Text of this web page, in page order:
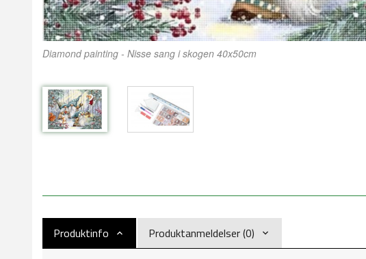
Diamond painting - Nisse sang i skogen 40x50cm
Produktinfo Produktanmeldelser (0)